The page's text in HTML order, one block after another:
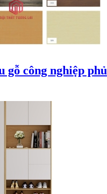
gỗ công nghiệp phủ